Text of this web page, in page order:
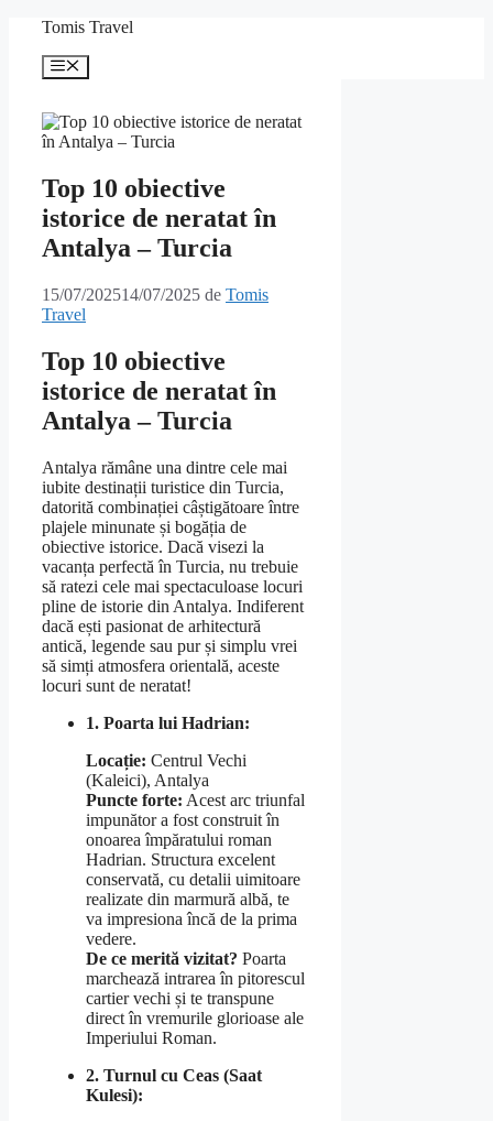
conținut
Tomis Travel
Meniu
Top 10 obiective
istorice de neratat în
Antalya – Turcia
15/07/202514/07/2025 de Tomis
Travel
Top 10 obiective
istorice de neratat în
Antalya – Turcia
Antalya rămâne una dintre cele mai
iubite destinații turistice din Turcia,
datorită combinației câștigătoare între
plajele minunate și bogăția de
obiective istorice. Dacă visezi la
vacanța perfectă în Turcia, nu trebuie
să ratezi cele mai spectaculoase locuri
pline de istorie din Antalya. Indiferent
dacă ești pasionat de arhitectură
antică, legende sau pur și simplu vrei
să simți atmosfera orientală, aceste
locuri sunt de neratat!
1. Poarta lui Hadrian:
Locație: Centrul Vechi
(Kaleici), Antalya
Puncte forte: Acest arc triunfal
impunător a fost construit în
onoarea împăratului roman
Hadrian. Structura excelent
conservată, cu detalii uimitoare
realizate din marmură albă, te
va impresiona încă de la prima
vedere.
De ce merită vizitat? Poarta
marchează intrarea în pitorescul
cartier vechi și te transpune
direct în vremurile glorioase ale
Imperiului Roman.
2. Turnul cu Ceas (Saat
Kulesi):